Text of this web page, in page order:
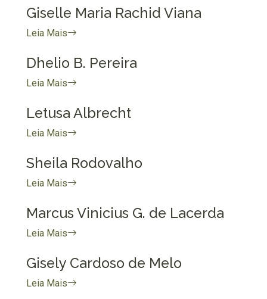
Giselle Maria Rachid Viana
Leia Mais
Dhelio B. Pereira
Leia Mais
Letusa Albrecht
Leia Mais
Sheila Rodovalho
Leia Mais
Marcus Vinicius G. de Lacerda
Leia Mais
Gisely Cardoso de Melo
Leia Mais